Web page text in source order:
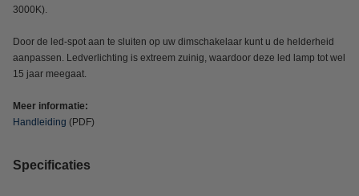
3000K).
Door de led-spot aan te sluiten op uw dimschakelaar kunt u de helderheid
aanpassen. Ledverlichting is extreem zuinig, waardoor deze led lamp tot wel
15 jaar meegaat.
Meer informatie:
Handleiding (PDF)
Specificaties